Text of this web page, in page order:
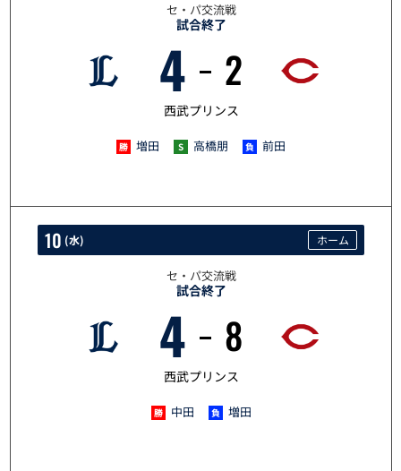
6/9
セ・パ交流戦
試合終了
4 2
西武プリンス
増田 高橋朋 前田
6/10
10 (水) ホーム
セ・パ交流戦
試合終了
4 8
西武プリンス
中田 増田